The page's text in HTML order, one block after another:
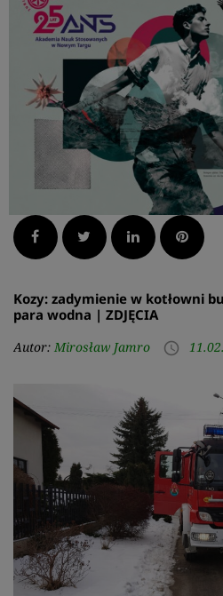
Facebook Twitter LinkedIn
Kozy: zadymienie w kotłowni
para wodna | ZDJĘCIA
Autor: Mirosław Jamro access_time